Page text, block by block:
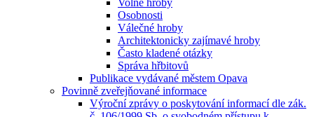
Volné hroby
Osobnosti
Válečné hroby
Architektonicky zajímavé hroby
Často kladené otázky
Správa hřbitovů
Publikace vydávané městem Opava
Povinně zveřejňované informace
Výroční zprávy o poskytování informací dle zák.